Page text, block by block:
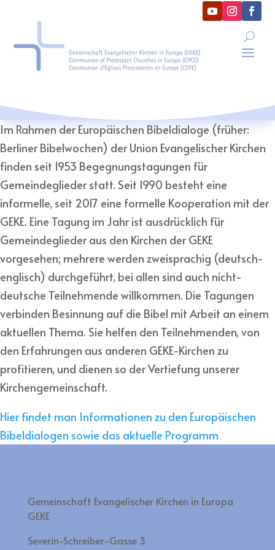
Im Rahmen der Europäischen Bibeldialoge (früher:
Berliner Bibelwochen) der Union Evangelischer Kirchen
finden seit 1953 Begegnungstagungen für
Gemeindeglieder statt. Seit 1990 besteht eine
informelle, seit 2017 eine formelle Kooperation mit der
GEKE. Eine Tagung im Jahr ist ausdrücklich für
Gemeindeglieder aus den Kirchen der GEKE
vorgesehen; mehrere werden zweisprachig (deutsch-
englisch) durchgeführt, bei allen sind auch nicht-
deutsche Teilnehmende willkommen. Die Tagungen
verbinden Besinnung auf die Bibel mit Arbeit an einem
aktuellen Thema. Sie helfen den Teilnehmenden, von
den Erfahrungen aus anderen GEKE-Kirchen zu
profitieren, und dienen so der Vertiefung unserer
Kirchengemeinschaft.
Hier findet man Informationen zu den Europäischen
Bibeldialogen sowie das aktuelle Programm
Gemeinschaft Evangelischer Kirchen in Europa
GEKE
Severin-Schreiber-Gasse 3